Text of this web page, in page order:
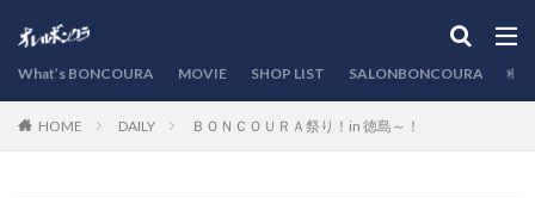
What’s BONCOURA MOVIE SHOP LIST SALONBONCOURA
HOME DAILY ＢＯＮＣＯＵＲＡ祭り！in 徳島～！
カテゴリー
検索